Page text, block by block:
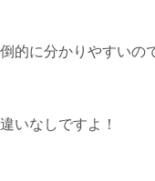
的に分かりやすい
いなしですよ！